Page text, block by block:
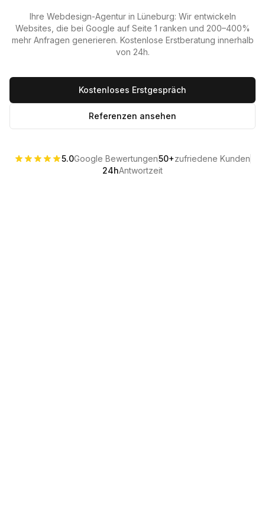
Ihre Webdesign-Agentur in Lüneburg: Wir entwickeln
Websites, die bei Google auf Seite 1 ranken und 200–400%
mehr Anfragen generieren. Kostenlose Erstberatung innerhalb
von 24h.
Kostenloses Erstgespräch
Referenzen ansehen
5.0Google Bewertungen50+zufriedene Kunden
24hAntwortzeit